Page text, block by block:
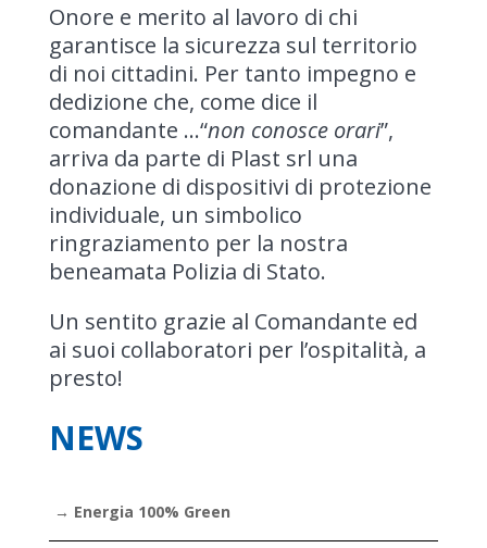
Onore e merito al lavoro di chi
garantisce la sicurezza sul territorio
di noi cittadini. Per tanto impegno e
dedizione che, come dice il
comandante …“non conosce orari”,
arriva da parte di Plast srl una
donazione di dispositivi di protezione
individuale, un simbolico
ringraziamento per la nostra
beneamata Polizia di Stato.
Un sentito grazie al Comandante ed
ai suoi collaboratori per l’ospitalità, a
presto!
NEWS
→ Energia 100% Green